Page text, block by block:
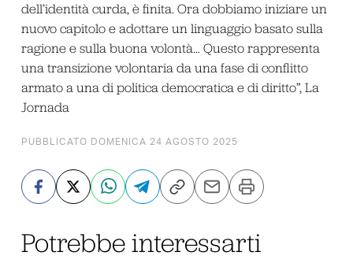
dell’identità curda, è finita. Ora dobbiamo iniziare un
nuovo capitolo e adottare un linguaggio basato sulla
ragione e sulla buona volontà… Questo rappresenta
una transizione volontaria da una fase di conflitto
armato a una di politica democratica e di diritto”, La
Jornada
PUBBLICATO DOMENICA 24 AGOSTO 2025
Potrebbe interessarti